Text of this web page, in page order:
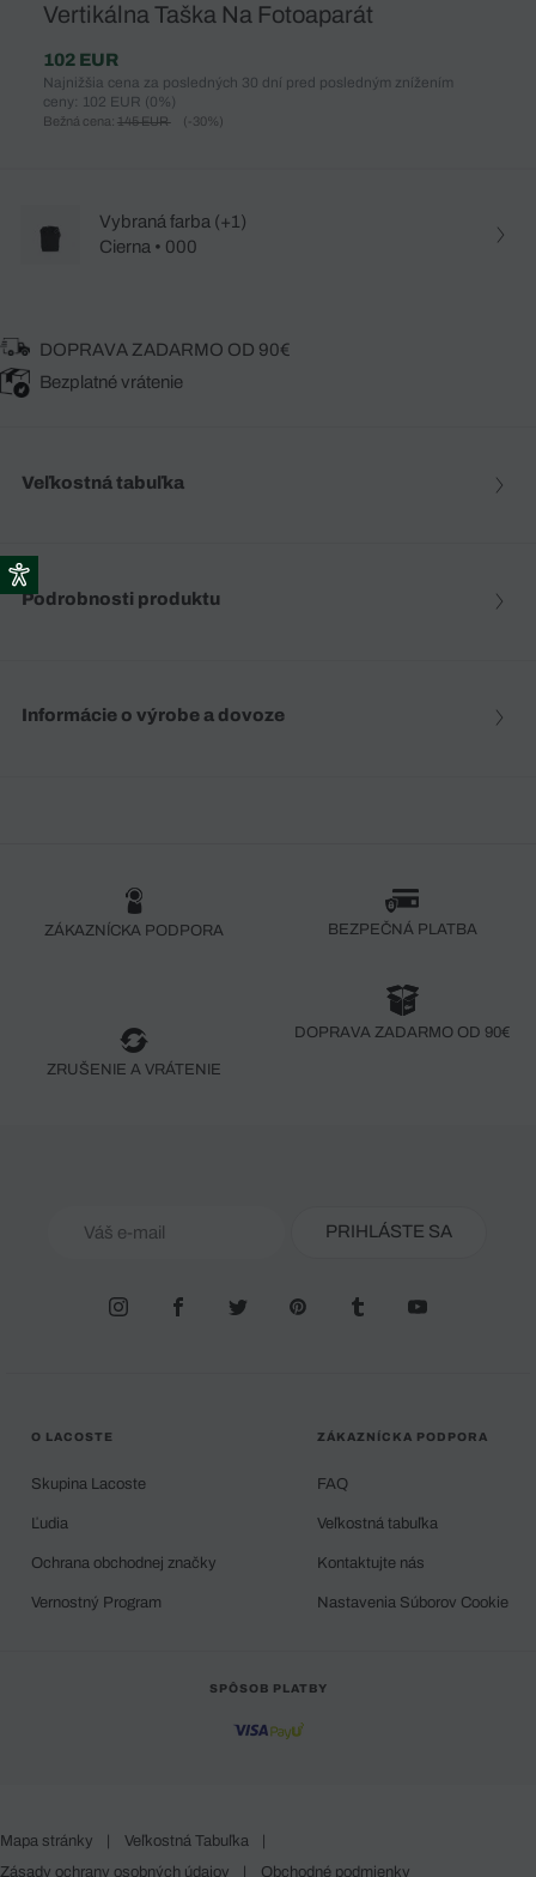
Vertikálna Taška Na Fotoaparát
102 EUR
Najnižšia cena za posledných 30 dní pred posledným znížením
ceny: 102 EUR (0%)
Bežná cena: 145 EUR (-30%)
Vybraná farba (+1)
Cierna • 000
DOPRAVA ZADARMO OD 90€
Bezplatné vrátenie
Veľkostná tabuľka
Podrobnosti produktu
Informácie o výrobe a dovoze
ZÁKAZNÍCKA PODPORA BEZPEČNÁ PLATBA
ZRUŠENIE A VRÁTENIE
DOPRAVA ZADARMO OD 90€
PRIHLÁSTE SA
O LACOSTE
Skupina Lacoste
Ľudia
Ochrana obchodnej značky
Vernostný Program
ZÁKAZNÍCKA PODPORA
FAQ
Veľkostná tabuľka
Kontaktujte nás
Nastavenia Súborov Cookie
SPÔSOB PLATBY
Mapa stránky | Veľkostná Tabuľka
|
Zásady ochrany osobných údajov
| Obchodné podmienky